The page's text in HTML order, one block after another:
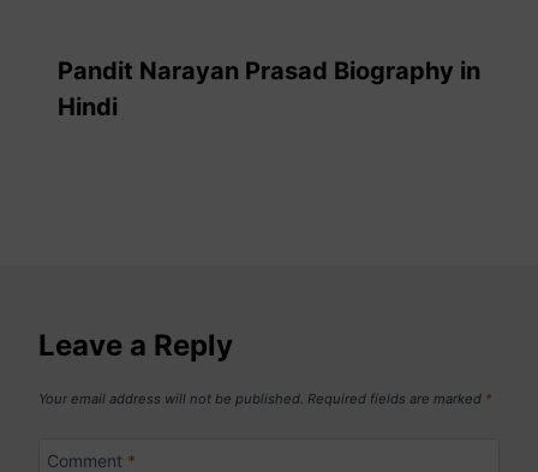
Pandit Narayan Prasad Biography in
Hindi
Leave a Reply
Your email address will not be published. Required fields are marked *
Comment *